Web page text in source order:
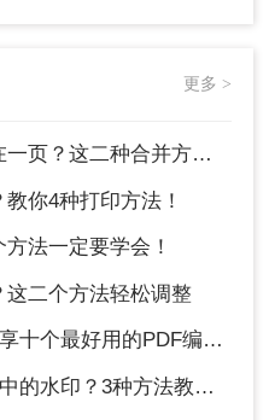
和位置，然后点击“确
更多 >
二种合并方法了解一下！
你4种打印方法！
法一定要学会！
二个方法轻松调整
最好用的PDF编辑器！
3种方法教你快速去水印！